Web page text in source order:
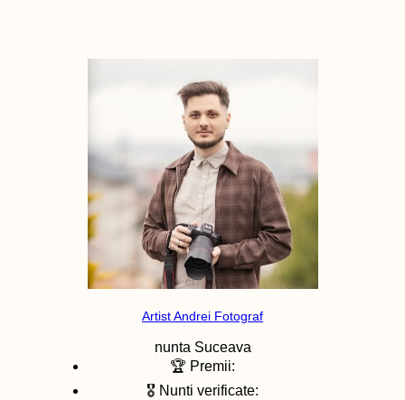
Artist Andrei Fotograf
nunta Suceava
🏆 Premii:
🎖️ Nunti verificate: